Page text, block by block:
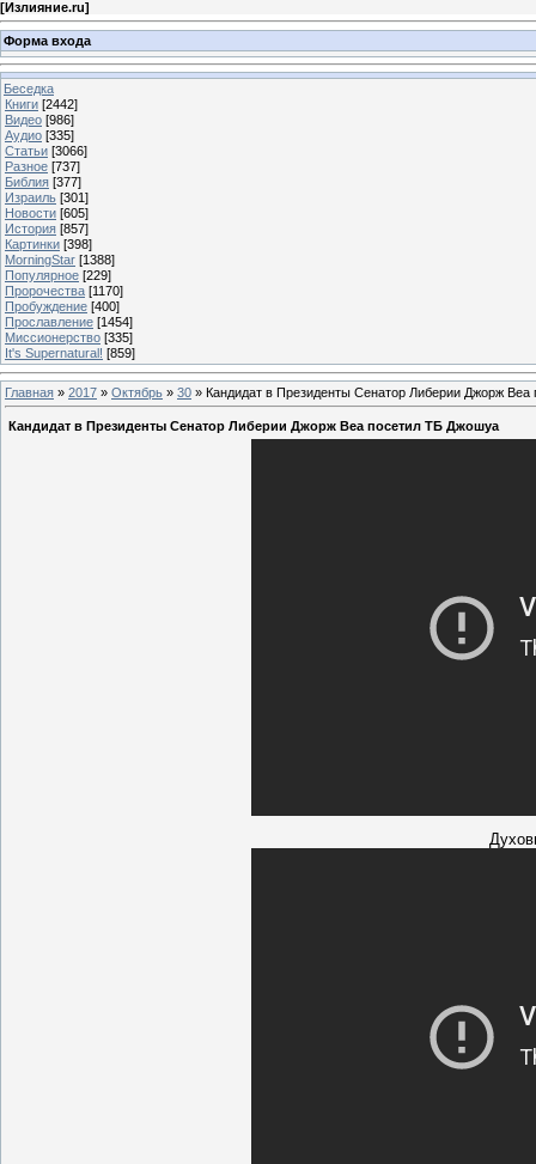
[Излияние.ru]
Форма входа
Беседка
Книги [2442]
Видео [986]
Аудио [335]
Статьи [3066]
Разное [737]
Библия [377]
Израиль [301]
Новости [605]
История [857]
Картинки [398]
MorningStar [1388]
Популярное [229]
Пророчества [1170]
Пробуждение [400]
Прославление [1454]
Миссионерство [335]
It's Supernatural! [859]
Главная » 2017 » Октябрь » 30 » Кандидат в Президенты Сенатор Либерии Джорж
Кандидат в Президенты Сенатор Либерии Джорж Веа посетил ТБ Джошуа